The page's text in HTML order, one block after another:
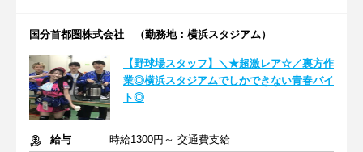
国分首都圏株式会社 （勤務地：横浜スタジアム）
【野球場スタッフ】＼★超激レア☆／裏方作
業◎横浜スタジアムでしかできない青春バイ
ト◎
給与
時給1300円～ 交通費支給